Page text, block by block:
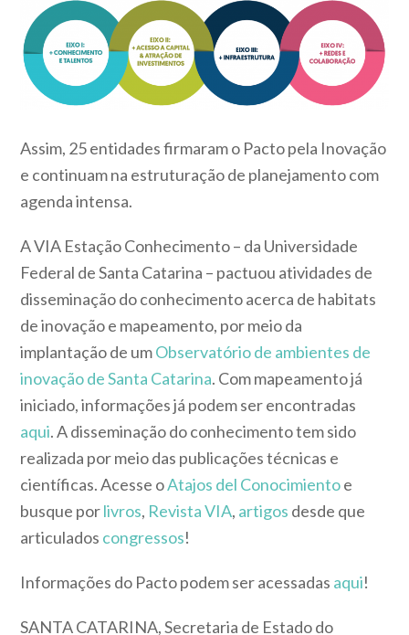
Assim, 25 entidades firmaram o Pacto pela Inovação
e continuam na estruturação de planejamento com
agenda intensa.
A VIA Estação Conhecimento – da Universidade
Federal de Santa Catarina – pactuou atividades de
disseminação do conhecimento acerca de habitats
de inovação e mapeamento, por meio da
implantação de umObservatório de ambientes de
inovação de Santa Catarina. Com mapeamento já
iniciado, informações já podem ser encontradas
aqui. A disseminação do conhecimento tem sido
realizada por meio das publicações técnicas e
científicas. Acesse oAtajos del Conocimientoe
busque porlivros, Revista VIA, artigos desde que
articulados congressos!
Informações do Pacto podem ser acessadas aqui!
SANTA CATARINA, Secretaria de Estado do